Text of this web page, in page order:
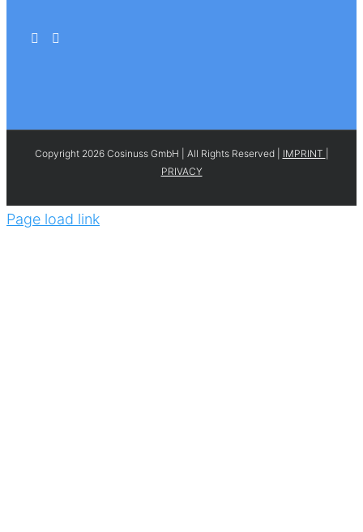
Copyright 2026 Cosinuss GmbH | All Rights Reserved | IMPRINT
PRIVACY
Page load link